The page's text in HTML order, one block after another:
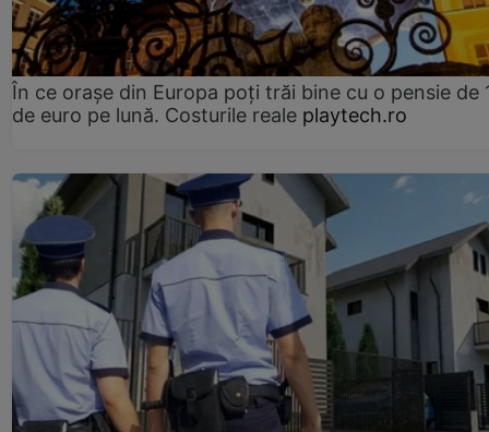
În ce orașe din Europa poți trăi bine cu o pensie de
de euro pe lună. Costurile reale playtech.ro